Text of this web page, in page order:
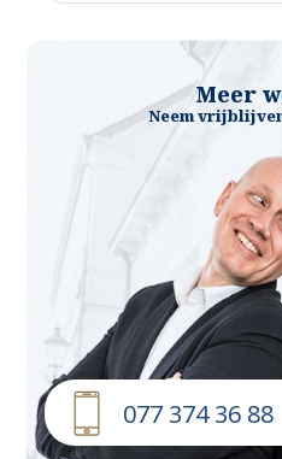
Meer
Neem
077 374 36 88